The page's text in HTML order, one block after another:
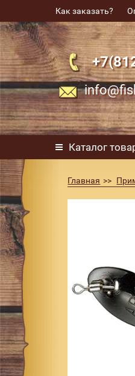
Как заказать?
Каталог
Главная